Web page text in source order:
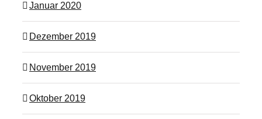
Januar 2020
Dezember 2019
November 2019
Oktober 2019